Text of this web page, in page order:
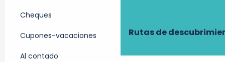
Rutas de
Cheques
Cupones-vacaciones
Al contado